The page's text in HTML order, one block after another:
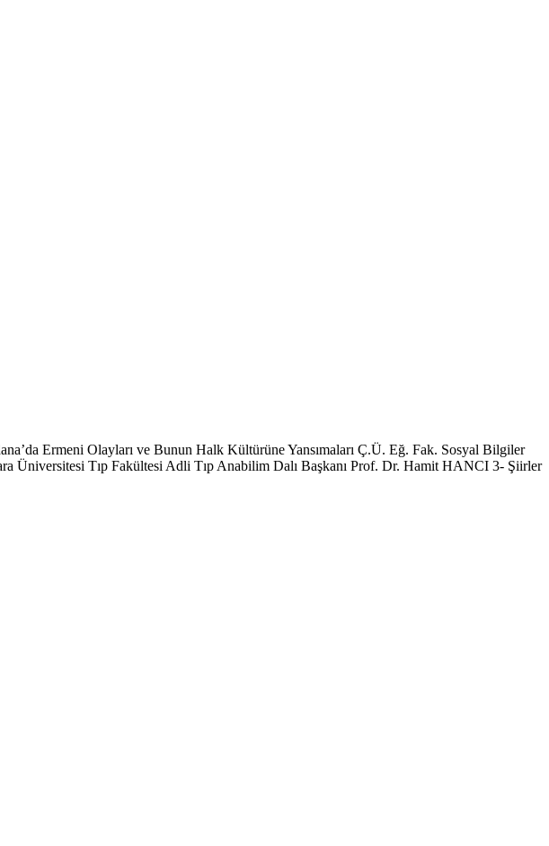
Olayları ve Bunun Halk Kültürüne Yansımaları Ç.Ü. Eğ. Fak. Sosyal Bilgiler
Tıp Fakültesi Adli Tıp Anabilim Dalı Başkanı Prof. Dr. Hamit HANCI 3- Şiirler